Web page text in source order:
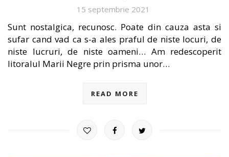
15 septembrie 2021
Sunt nostalgica, recunosc. Poate din cauza asta si
sufar cand vad ca s-a ales praful de niste locuri, de
niste lucruri, de niste oameni… Am redescoperit
litoralul Marii Negre prin prisma unor…
READ MORE